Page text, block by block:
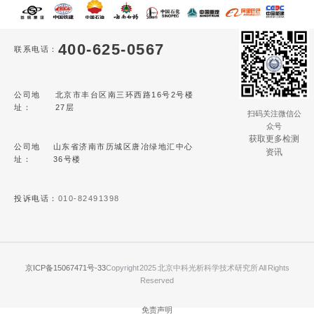
联系电话： 400-625-0567
公司地
址：
北京市丰台区南三环西路16号2号楼
27层
公司地
址：
山东省济南市历城区唐冶绿地汇中心
36号楼
投诉电话： 010-82491398
扫码关注微信公
众号
获取更多检测
资讯
京ICP备15067471号-33Copyright 2025 北京中科光析科学技术研究所 All Rights
Reserved
免责声明